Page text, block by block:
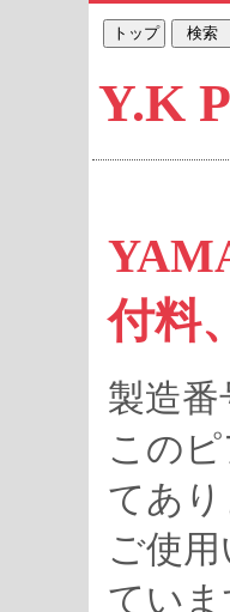
Y.K
付料
製造
この
てあ
ご使
てい